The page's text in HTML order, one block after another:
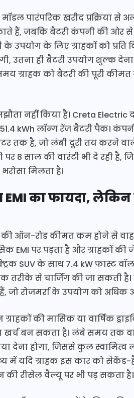
पारंपरिक खरीद प्रक्रिया से
हैं, जबकि बैटरी कंपनी की ओर से
उपयोग के लिए ग्राहकों को प्रति
उतना ही बैटरी उपयोग शुल्क
ग्राहक को बैटरी की पूरी कीमत
नहीं किया है। Creta Electric
kWh लॉन्ग रेंज बैटरी पैक।
तक है, जो लंबी दूरी तय करने
8 साल की वारंटी भी दे रही है,
मिलता है।
का फायदा,
की ऑन-रोड कीमत कम होने से
EMI पर पड़ता है और ग्राहकों की
SUV के साथ 7.4 kW फास्ट
तरीके से चार्जिंग की जा सकती
जो रोजमर्रा के उपयोग को अधिक
की मासिक या वार्षिक
बन सकता है। लंबे समय तक
देना होगा, जिससे कुल
में यदि ग्राहक इस कार को सेकेंड-
की रीसेल वैल्यू पर भी पड़ सकता है।